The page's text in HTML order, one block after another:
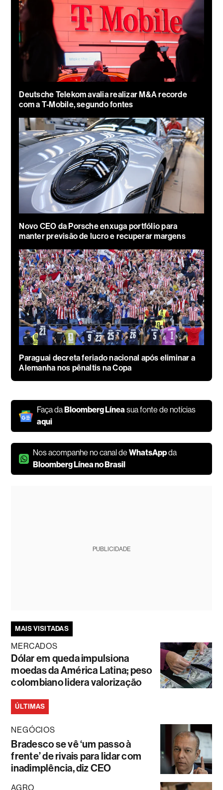
Deutsche Telekom avalia realizar M&A recorde
com a T-Mobile, segundo fontes
Novo CEO da Porsche enxuga portfólio para
manter previsão de lucro e recuperar margens
Paraguai decreta feriado nacional após eliminar a
Alemanha nos pênaltis na Copa
Faça da Bloomberg Líneasua fonte de notícias
aqui
Nos acompanhe no canal deWhatsAppda
Bloomberg Línea no Brasil
PUBLICIDADE
MAIS VISITADAS
MERCADOS
Dólar em queda impulsiona
moedas da América Latina; peso
colombiano lidera valorização
ÚLTIMAS
NEGÓCIOS
Bradesco se vê ‘um passo à
frente’ de rivais para lidar com
inadimplência, diz CEO
AGRO